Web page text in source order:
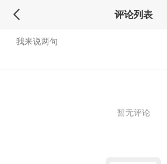
评论列表
暂无评论